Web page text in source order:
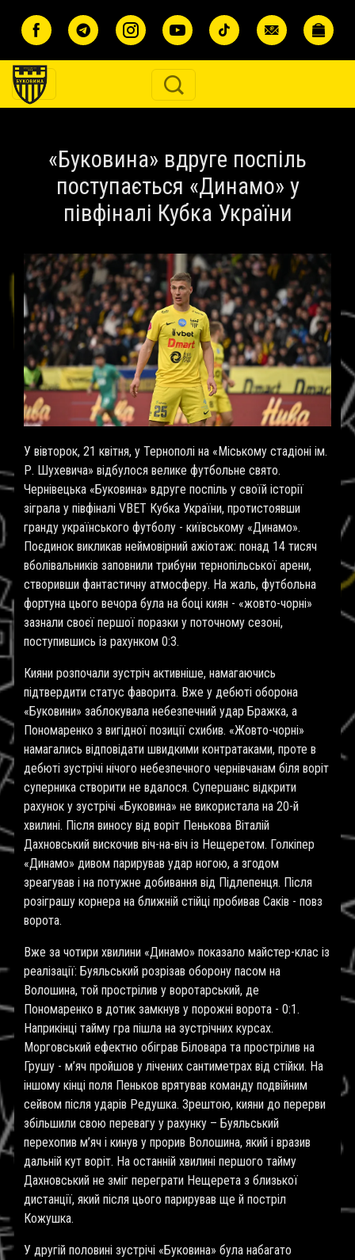
«Буковина» вдруге поспіль
поступається «Динамо» у
півфіналі Кубка України
У вівторок, 21 квітня, у Тернополі на «Міському стадіоні ім.
Р. Шухевича» відбулося велике футбольне свято.
Чернівецька «Буковина» вдруге поспіль у своїй історії
зіграла у півфіналі VBET Кубка України, протистоявши
гранду українського футболу - київському «Динамо».
Поєдинок викликав неймовірний ажіотаж: понад 14 тисяч
вболівальників заповнили трибуни тернопільської арени,
створивши фантастичну атмосферу. На жаль, футбольна
фортуна цього вечора була на боці киян - «жовто-чорні»
зазнали своєї першої поразки у поточному сезоні,
поступившись із рахунком 0:3.
Кияни розпочали зустріч активніше, намагаючись
підтвердити статус фаворита. Вже у дебюті оборона
«Буковини» заблокувала небезпечний удар Бражка, а
Пономаренко з вигідної позиції схибив. «Жовто-чорні»
намагались відповідати швидкими контратаками, проте в
дебюті зустрічі нічого небезпечного чернівчанам біля воріт
суперника створити не вдалося. Супершанс відкрити
рахунок у зустрічі «Буковина» не використала на 20-й
хвилині. Після виносу від воріт Пенькова Віталій
Дахновський вискочив віч-на-віч із Нещеретом. Голкіпер
«Динамо» дивом парирував удар ногою, а згодом
зреагував і на потужне добивання від Підлепенця. Після
розіграшу корнера на ближній стійці пробивав Саків - повз
ворота.
Вже за чотири хвилини «Динамо» показало майстер-клас із
реалізації: Буяльський розрізав оборону пасом на
Волошина, той прострілив у воротарський, де
Пономаренко в дотик замкнув у порожні ворота - 0:1.
Наприкінці тайму гра пішла на зустрічних курсах.
Морговський ефектно обіграв Біловара та прострілив на
Грушу - м’яч пройшов у лічених сантиметрах від стійки. На
іншому кінці поля Пеньков врятував команду подвійним
сейвом після ударів Редушка. Зрештою, кияни до перерви
збільшили свою перевагу у рахунку – Буяльський
перехопив м’яч і кинув у прорив Волошина, який і вразив
дальній кут воріт. На останній хвилині першого тайму
Дахновський не зміг переграти Нещерета з близької
дистанції, який після цього парирував ще й постріл
Кожушка.
У другій половині зустрічі «Буковина» була набагато